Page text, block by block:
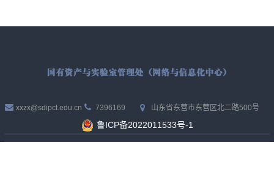
xxzx@sdipct.edu.cn 7396169 山东省东营市东营区北二路500号
鲁ICP备2022011533号-1